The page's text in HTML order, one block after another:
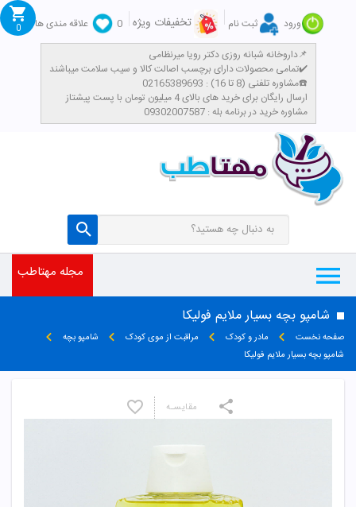
ورود ثبت نام تخفیفات ویژه 0
علاقه مندی ها
داروخانه شبانه روزی دکتر رویا میرنظامی📌
تمامی محصولات دارای برچسب اصالت کالا و سیب سلامت میباشند✔️
مشاوره تلفنی (8 تا 16) : 02165389693☎️
​ارسال رایگان برای خرید های بالای 4 میلیون تومان با پست پیشتاز
مشاوره خرید در برنامه بله : 09302007587
0
مجله مهتاطب
شامپو بچه بسیار ملایم فولیکا
صفحه نخست مادر و کودک مراقبت از موی کودک
شامپو بچه
شامپو بچه بسیار ملایم فولیکا
مقایسـه